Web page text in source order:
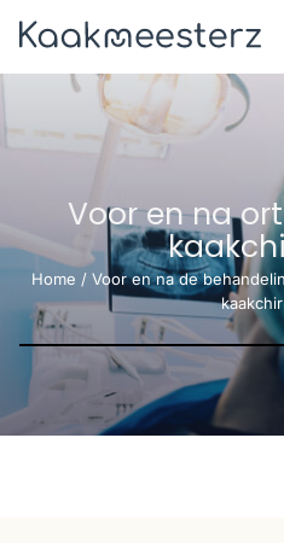
Voor en na
Home / Voor en na de